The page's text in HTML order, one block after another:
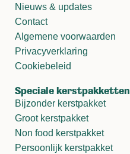
Nieuws & updates
Contact
Algemene voorwaarden
Privacyverklaring
Cookiebeleid
Speciale kerstpakketten
Bijzonder kerstpakket
Groot kerstpakket
Non food kerstpakket
Persoonlijk kerstpakket